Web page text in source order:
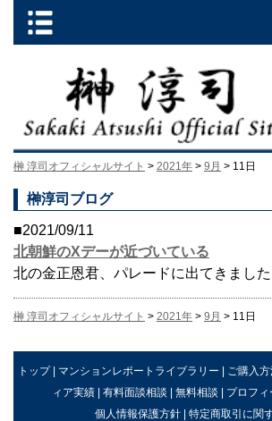
榊 淳司オフィシャルサイト > 2021年 > 9月 > 11日
榊淳司ブログ
■2021/09/11
北朝鮮のXデーが近づいている
北の金正恩君、パレードに出てきまし
榊 淳司オフィシャルサイト > 2021年 > 9月 > 11日
トップ| マンションレポートライブラリー | ご購入
ィア実績| 有料面談相談 | 無料相談 | プロフィ
個人情報保護方針| 特定商取引に関